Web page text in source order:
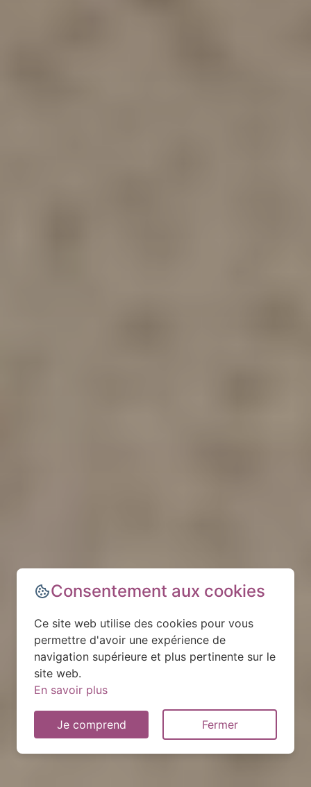
Consentement aux cookies
Ce site web utilise des cookies pour vous
permettre d'avoir une expérience de
navigation supérieure et plus pertinente sur le
site web.
En savoir plus
Je comprend Fermer